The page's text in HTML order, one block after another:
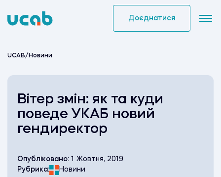
to
Доєднатися
UCAB/ Новини
Вітер змін: як та куди
поведе УКАБ новий
гендиректор
Опубліковано: 1 Жовтня, 2019
Рубрика:
Новини